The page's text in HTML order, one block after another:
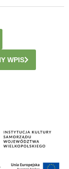
WPIS